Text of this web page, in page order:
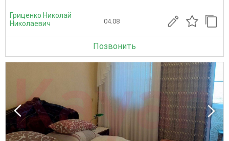
Гриценко Николай
Николаевич
04.08
Позвонить